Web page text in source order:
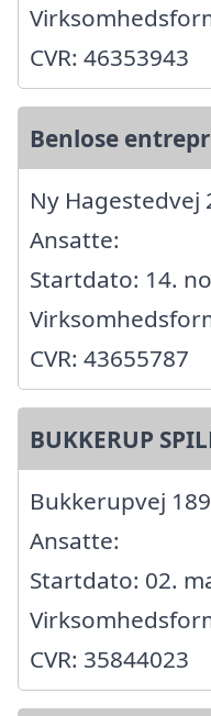
CVR: 46353943
Benlose
Ny Hagestedvej
Ansatte:
Startdato: 14.
CVR: 43655787
BUKKERUP
Bukkerupvej
Ansatte:
Startdato: 02.
CVR: 35844023